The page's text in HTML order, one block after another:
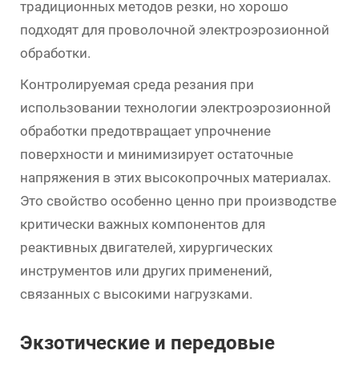
традиционных методов резки, но хорошо
подходят для проволочной электроэрозионной
обработки.
Контролируемая среда резания при
использовании технологии электроэрозионной
обработки предотвращает упрочнение
поверхности и минимизирует остаточные
напряжения в этих высокопрочных материалах.
Это свойство особенно ценно при производстве
критически важных компонентов для
реактивных двигателей, хирургических
инструментов или других применений,
связанных с высокими нагрузками.
Экзотические и передовые